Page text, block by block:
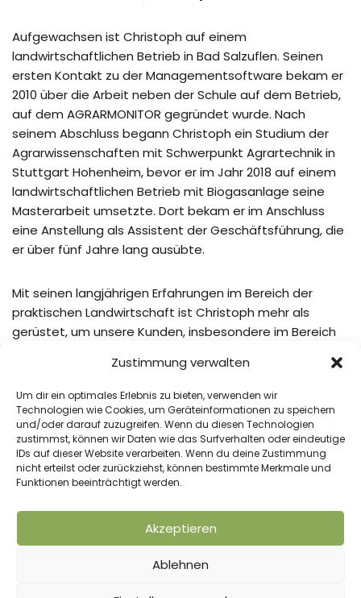
Zustimmung verwalten
Um dir ein optimales Erlebnis zu bieten, verwenden wir
Technologien wie Cookies, um Geräteinformationen zu speichern
und/oder darauf zuzugreifen. Wenn du diesen Technologien
zustimmst, können wir Daten wie das Surfverhalten oder eindeutige
IDs auf dieser Website verarbeiten. Wenn du deine Zustimmung
nicht erteilst oder zurückziehst, können bestimmte Merkmale und
Funktionen beeinträchtigt werden.
Akzeptieren
Ablehnen
Aufgewachsen ist Christoph auf einem
landwirtschaftlichen Betrieb in Bad Salzuflen. Seinen
ersten Kontakt zu der Managementsoftware bekam er
2010 über die Arbeit neben der Schule auf dem Betrieb,
auf dem AGRARMONITOR gegründet wurde. Nach
seinem Abschluss begann Christoph ein Studium der
Agrarwissenschaften mit Schwerpunkt Agrartechnik in
Stuttgart Hohenheim, bevor er im Jahr 2018 auf einem
landwirtschaftlichen Betrieb mit Biogasanlage seine
Masterarbeit umsetzte. Dort bekam er im Anschluss
eine Anstellung als Assistent der Geschäftsführung, die
er über fünf Jahre lang ausübte.
Mit seinen langjährigen Erfahrungen im Bereich der
praktischen Landwirtschaft ist Christoph mehr als
gerüstet, um unsere Kunden, insbesondere im Bereich
Kontakt aufnehmen
VORHERIGER BEITRAG NÄCHSTER BEITRAG